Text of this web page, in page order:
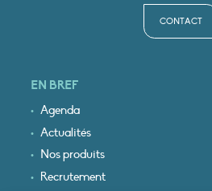
CONTACT
EN BREF
Agenda
Actualités
Nos produits
Recrutement